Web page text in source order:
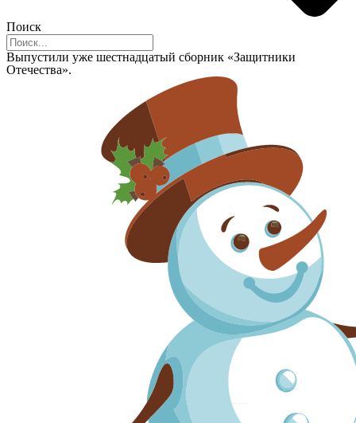
Поиск
Выпустили уже шестнадцатый сборник «Защитники
Отечества».